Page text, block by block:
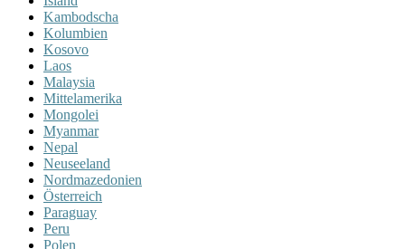
Kambodscha
Kolumbien
Kosovo
Laos
Malaysia
Mittelamerika
Mongolei
Myanmar
Nepal
Neuseeland
Nordmazedonien
Österreich
Paraguay
Peru
Polen